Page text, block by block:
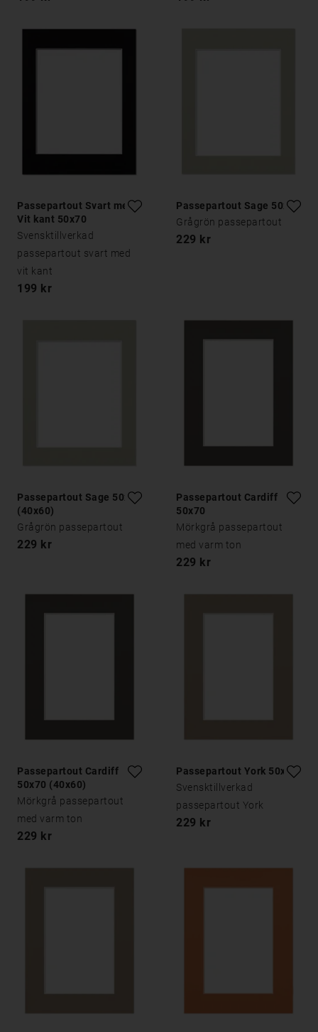
Passepartout Svart med
Vit kant 50x70
Svensktillverkad
passepartout svart med
vit kant
199 kr
Passepartout Sage 50x70
Grågrön passepartout
229 kr
Passepartout Sage 50x70
(40x60)
Grågrön passepartout
229 kr
Passepartout Cardiff
50x70
Mörkgrå passepartout
med varm ton
229 kr
Passepartout Cardiff
50x70 (40x60)
Mörkgrå passepartout
med varm ton
229 kr
Passepartout York 50x70
Svensktillverkad
passepartout York
229 kr